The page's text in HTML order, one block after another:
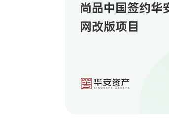
尚品中国签约华
网改版项目